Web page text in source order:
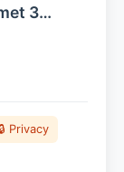
3
in de
Privacy